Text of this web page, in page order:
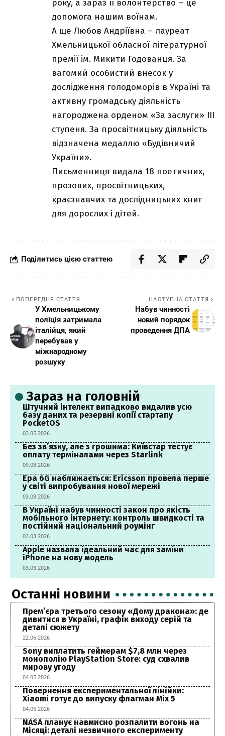
року, а зараз її волонтерство – це
допомога нашим воїнам.
А ще Любов Андріївна – лауреат
Хмельницької обласної літературної
премії ім. Микити Годованця. За
вагомий особистий внесок у
дослідження голодоморів в Україні та
активну громадську діяльність
нагороджена орденом «За заслуги» ІІІ
ступеня. За просвітницьку діяльність
відзначена медаллю «Будівничий
України».
Письменниця видала 18 поетичних,
прозових, просвітницьких,
краєзнавчих та дослідницьких книг
для дорослих і дітей.
Поділитись цією статтею
ПОПЕРЕДНЯ СТАТТЯ
У Хмельницькому
поліція затримала
італійця, який
перебував у
міжнародному
розшуку
НАСТУПНА СТАТТЯ
Набув чинності
новий порядок
проведення ДПА
Зараз на головній
Штучний інтелект випадково видалив усю
базу даних та резервні копії стартапу
PocketOS
03.05.2026
Без зв’язку, але з грошима: Київстар тестує
оплату терміналами через Starlink
09.03.2026
Ера 6G наближається: Ericsson провела перше
у світі випробування нової мережі
03.03.2026
В Україні набув чинності закон про якість
мобільного інтернету: контроль швидкості та
постійний національний роумінг
03.03.2026
Apple назвала ідеальний час для заміни
iPhone на нову модель
03.03.2026
Останні новини
Прем’єра третього сезону «Дому дракона»: де
дивитися в Україні, графік виходу серій та
деталі сюжету
22.06.2026
Sony виплатить геймерам $7,8 млн через
монополію PlayStation Store: суд схвалив
мирову угоду
04.05.2026
Повернення експериментальної лінійки:
Xiaomi готує до випуску флагман Mix 5
04.05.2026
NASA планує навмисно розпалити вогонь на
Місяці: деталі незвичного експерименту